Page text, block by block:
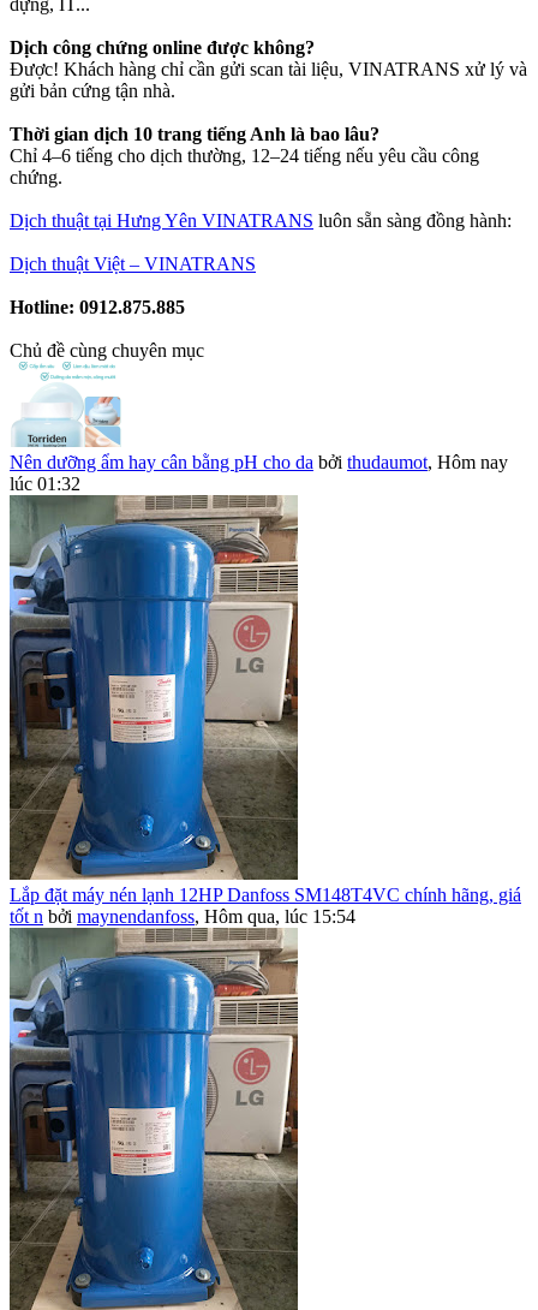
dựng, IT...
Dịch công chứng online được không?
Được! Khách hàng chỉ cần gửi scan tài liệu, VINATRANS xử lý và
gửi bản cứng tận nhà.
Thời gian dịch 10 trang tiếng Anh là bao lâu?
Chỉ 4–6 tiếng cho dịch thường, 12–24 tiếng nếu yêu cầu công
chứng.
Dịch thuật tại Hưng Yên VINATRANS luôn sẵn sàng đồng hành:
Dịch thuật Việt – VINATRANS
Hotline: 0912.875.885
Chủ đề cùng chuyên mục
Nên dưỡng ẩm hay cân bằng pH cho da bởi thudaumot, Hôm nay
lúc 01:32
Lắp đặt máy nén lạnh 12HP Danfoss SM148T4VC chính hãng, giá
tốt n bởi maynendanfoss, Hôm qua, lúc 15:54